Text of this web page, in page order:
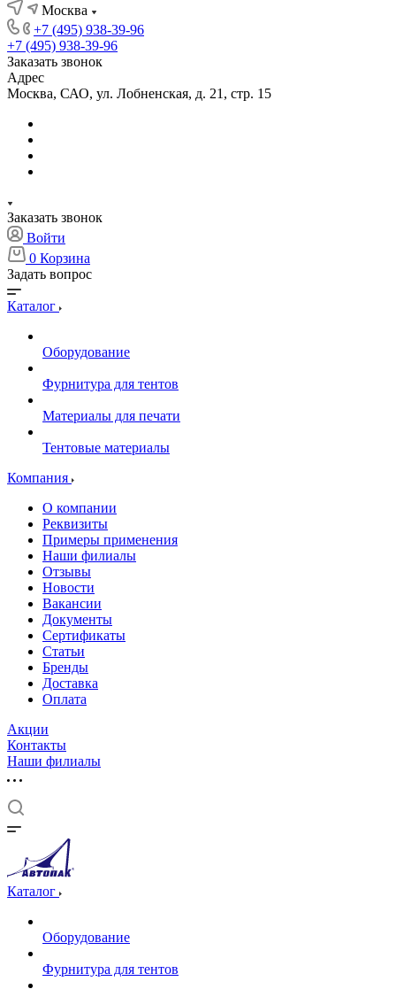
Москва
+7 (495) 938-39-96
+7 (495) 938-39-96
Заказать звонок
Адрес
Москва, САО, ул. Лобненская, д. 21, стр. 15
Заказать звонок
Войти
0 Корзина
Задать вопрос
Каталог
Оборудование
Фурнитура для тентов
Материалы для печати
Тентовые материалы
Компания
О компании
Реквизиты
Примеры применения
Наши филиалы
Отзывы
Новости
Вакансии
Документы
Cертификаты
Статьи
Бренды
Доставка
Оплата
Акции
Контакты
Наши филиалы
Каталог
Оборудование
Фурнитура для тентов